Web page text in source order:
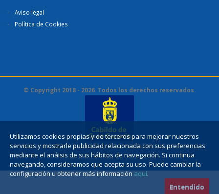
Aviso legal
Política de Cookies
© Copyright 2018 - 2026. Todos los derechos reservados.
Financia Cabildo de Gran Canaria. Consejería de Industria,
Comercio, Artesanía y Vivienda.
Utilizamos cookies propias y de terceros para mejorar nuestros
servicios y mostrarle publicidad relacionada con sus preferencias
mediante el anáisis de sus hábitos de navegación. Si continua
navegando, consideramos que acepta su uso. Puede cambiar la
configuración u obtener más informaciónaquí.
Entendido